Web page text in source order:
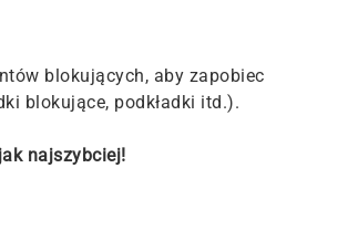
blokujących, aby zapobiec
blokujące, podkładki itd.).
najszybciej!